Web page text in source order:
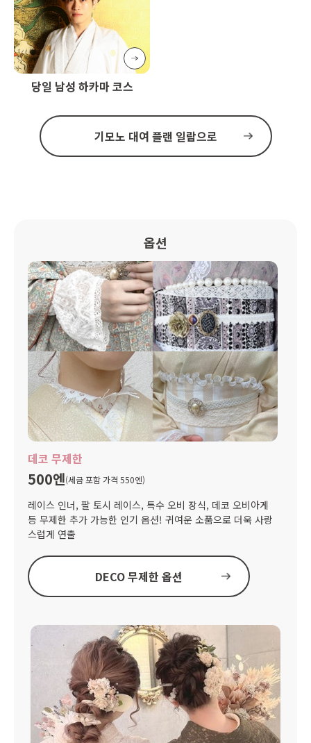
당일 남성 하카마 코스
기모노 대여 플랜 일람으로
옵션
데코 무제한
500엔(세금 포함 가격 550엔)
레이스 인너, 팔 토시 레이스, 특수 오비 장식, 데코 오비아게
등 무제한 추가 가능한 인기 옵션! 귀여운 소품으로 더욱 사랑
스럽게 연출
DECO 무제한 옵션